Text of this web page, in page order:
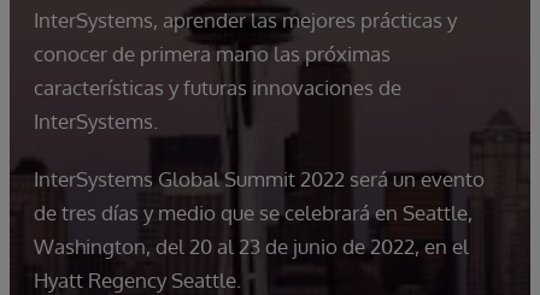
InterSystems, aprender las mejores prácticas y
conocer de primera mano las próximas
características y futuras innovaciones de
InterSystems.
InterSystems Global Summit 2022 será un evento
de tres días y medio que se celebrará en Seattle,
Washington, del 20 al 23 de junio de 2022, en el
Hyatt Regency Seattle.